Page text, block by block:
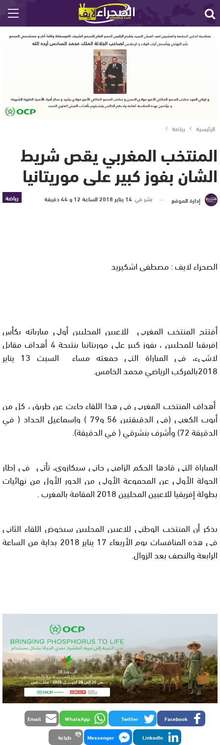
الرئيسية رياضة
المنتخب المغربي يقص شريط
الشان بفوز كبير على موريتانيا
رياضة إدارة الموقع نشر في 14 يناير 2018 الساعة 12 و 44 دقيقة
الصحراء لايف : مصطفى اشكيريد
أفتتح المنتخب المغربي للاعبين المحليين أولى مبارياته بكأس
إفريقيا للمحليين ، بفوز كبير على موريتانيا بنتيجة 4 أهداف مقابل
لاشيء، في المباراة التي جمعته مساء السبت 13 يناير
2018بالمركب الرياضي محمد الخامس.
أهداف المنتخب المغربي في هذا اللقاء جاءت عن طريق ، كل من
أيوب الكعبي (في الدقيقتين 56 و79 ) وإسماعيل الحداد ( في
الدقيقة 72) وأشرف بن
شرقي ( في الدقيقة).
المباراة التي قادها الحكم الزامبي جاني سيكازوي، تأتي في إطار
الجولة الأولى عن المجموعة الأولى من الدور الأول من نهائيات
بطولة إفريقيا للاعبين المحليين 2018 المقامة بالمغرب .
يذكر أن المنتخب الوطني للاعبين المحليين سيخوض اللقاء الثاني
في هذه المنافسات يوم الأربعاء 17 يناير 2018 بداية من الساعة
الرابعة والنصف بعد الزوال.
Facebook
Twitter
WhatsApp
Email
LinkedIn
Messenger طباعة